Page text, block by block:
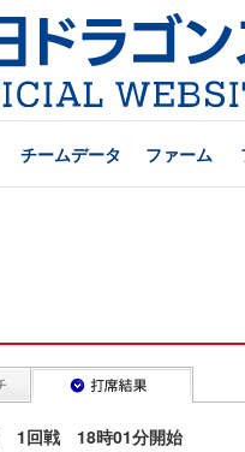
チームデータ ファーム
1回戦 18時01分開始